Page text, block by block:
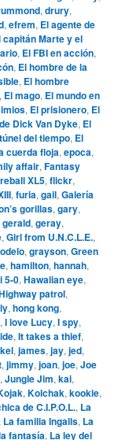
,drury,
,efrem, El agente de
capitán Marte y el
, El FBI en acción,
, El hombre de la
, El hombre
, El mago, El mundo en
, El prisionero, El
Dick Van Dyke, El
del tiempo, El
cuerda floja,epoca,
affair,Fantasy
XL5,flickr,
,furia,gail,Galería
gorillas,gary,
gerald,geray,
,Girl from U.N.C.L.E.,
,grayson,Green
,hamilton,hannah,
5-0,Hawaiian eye,
patrol,
,hong kong,
,I love Lucy,I spy,
,It takes a thief,
,james,jay,jed,
,jimmy,joan,joe,Joe
,Jungle Jim,kai,
,Kolchak,kookie,
de C.I.P.O.L., La
La familia Ingalls, La
fantasía, La ley del